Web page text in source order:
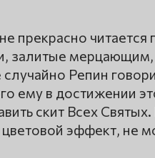
прекрасно
залитые
Репин
ему в достижении
скит Всех
эффект, не